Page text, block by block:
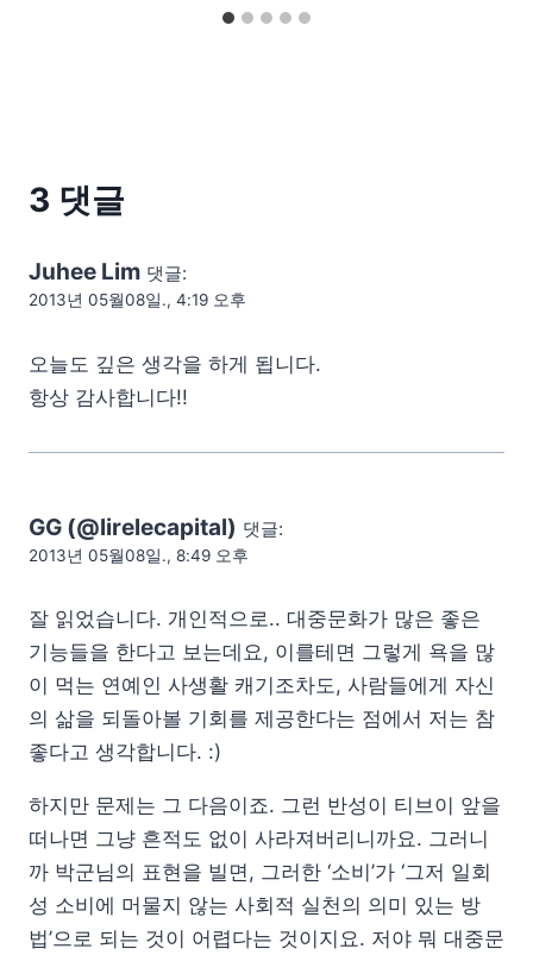
3 댓글
Juhee Lim 댓글:
2013년 05월08일., 4:19 오후
오늘도 깊은 생각을 하게 됩니다.
항상 감사합니다!!
GG (@lirelecapital) 댓글:
2013년 05월08일., 8:49 오후
잘 읽었습니다. 개인적으로.. 대중문화가 많은 좋은
기능들을 한다고 보는데요, 이를테면 그렇게 욕을 많
이 먹는 연예인 사생활 캐기조차도, 사람들에게 자신
의 삶을 되돌아볼 기회를 제공한다는 점에서 저는 참
좋다고 생각합니다. :)
하지만 문제는 그 다음이죠. 그런 반성이 티브이 앞을
떠나면 그냥 흔적도 없이 사라져버리니까요. 그러니
까 박군님의 표현을 빌면, 그러한 ‘소비’가 ‘그저 일회
성 소비에 머물지 않는 사회적 실천의 의미 있는 방
법’으로 되는 것이 어렵다는 것이지요. 저야 뭐 대중문